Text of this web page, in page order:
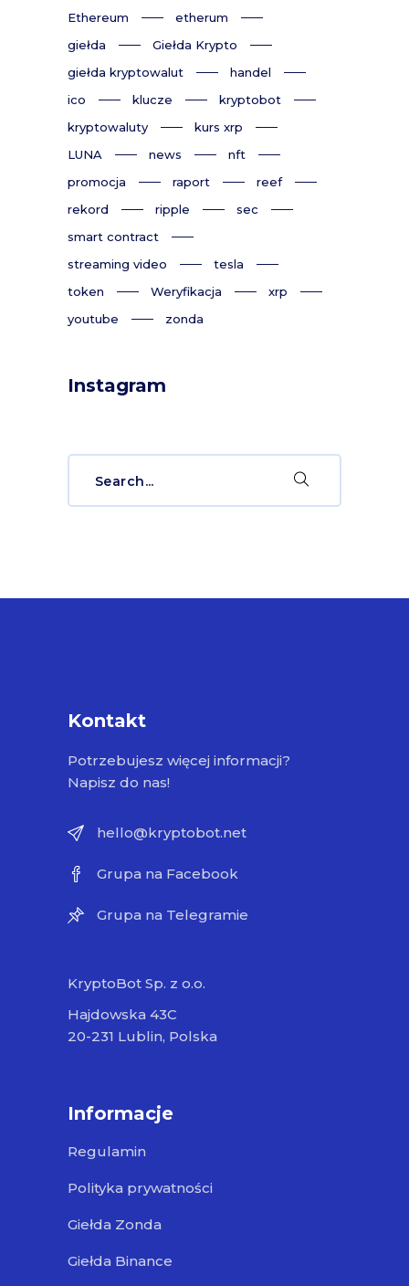
Ethereum
etherum
giełda
Giełda Krypto
giełda kryptowalut
handel
ico
klucze
kryptobot
kryptowaluty
kurs xrp
LUNA
news
nft
promocja
raport
reef
rekord
ripple
sec
smart contract
streaming video
tesla
token
Weryfikacja
xrp
youtube
zonda
Instagram
Kontakt
Potrzebujesz więcej informacji?
Napisz do nas!
hello@kryptobot.net
Grupa na Facebook
Grupa na Telegramie
KryptoBot Sp. z o.o.
Hajdowska 43C
20-231 Lublin, Polska
Informacje
Regulamin
Polityka prywatności
Giełda Zonda
Giełda Binance